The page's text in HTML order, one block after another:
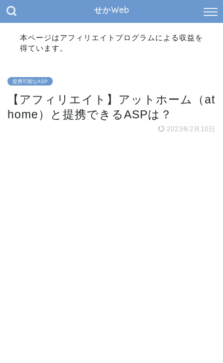
せかWeb
本ページはアフィリエイトプログラムによる収益を
得ています。
提携可能なASP
【アフィリエイト】アットホーム（at
home）と提携できるASPは？
2023年2月10日